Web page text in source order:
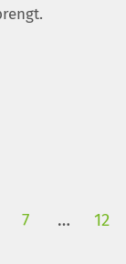
7 … 12